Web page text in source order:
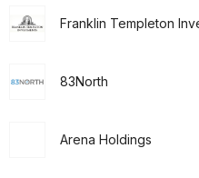
Franklin Templeton
83North
Arena Holdings